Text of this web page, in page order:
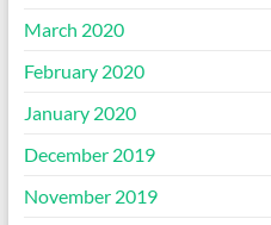
March 2020
February 2020
January 2020
December 2019
November 2019